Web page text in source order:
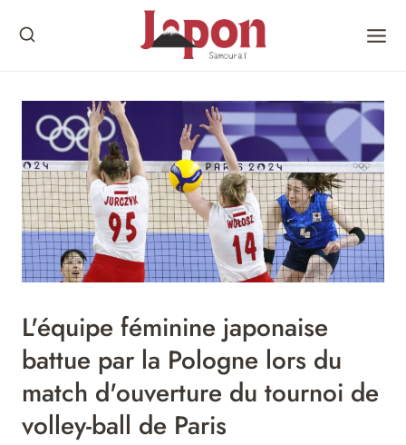
L'équipe féminine japonaise
battue par la Pologne lors du
match d'ouverture du tournoi de
volley-ball de Paris